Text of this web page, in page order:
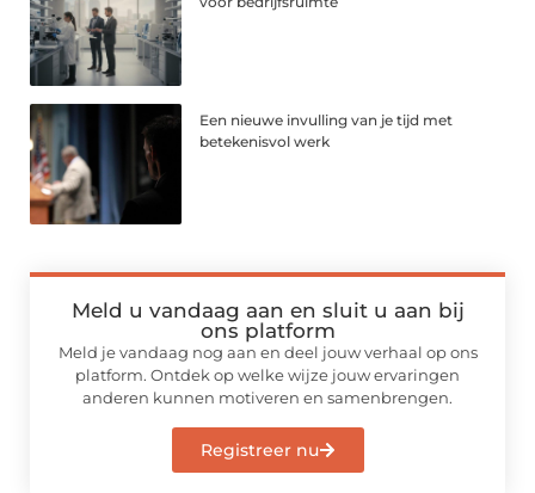
Een nieuwe invulling van je tijd met
betekenisvol werk
Meld u vandaag aan en sluit u aan bij
ons platform
Meld je vandaag nog aan en deel jouw verhaal op ons
platform. Ontdek op welke wijze jouw ervaringen
anderen kunnen motiveren en samenbrengen.
Registreer nu